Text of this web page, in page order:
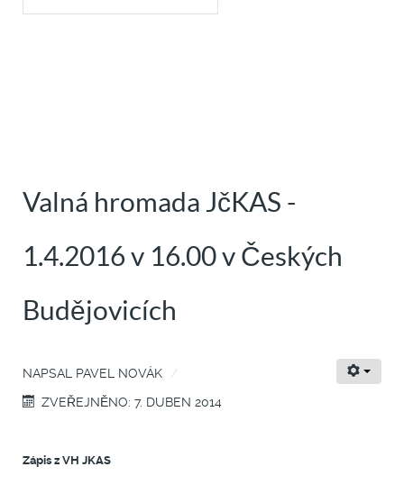
Valná hromada JčKAS -
1.4.2016 v 16.00 v Českých
Budějovicích
NAPSAL PAVEL NOVÁK
ZVEŘEJNĚNO: 7. DUBEN 2014
Zápis z VH JKAS